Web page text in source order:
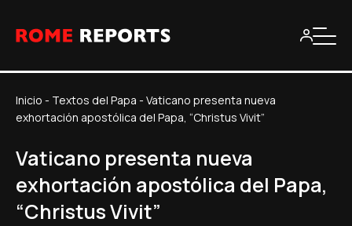
Inicio - Textos del Papa - Vaticano presenta nueva
exhortación apostólica del Papa, “Christus Vivit”
Vaticano presenta nueva
exhortación apostólica del Papa,
“Christus Vivit”